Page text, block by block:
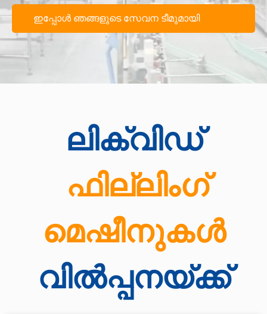
ഇപ്പോൾ ഞങ്ങളുടെ സേവന ടീമുമായി
ബന്ധപ്പെടുക
ലിക്വിഡ്
ഫില്ലിംഗ്
മെഷീനുകൾ
വിൽപ്പനയ്ക്ക്